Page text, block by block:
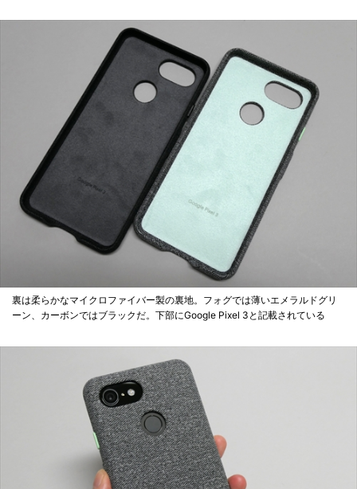
裏は柔らかなマイクロファイバー製の裏地。フォグでは薄いエメラルドグリ
ーン、カーボンではブラックだ。下部にGoogle Pixel 3と記載されている